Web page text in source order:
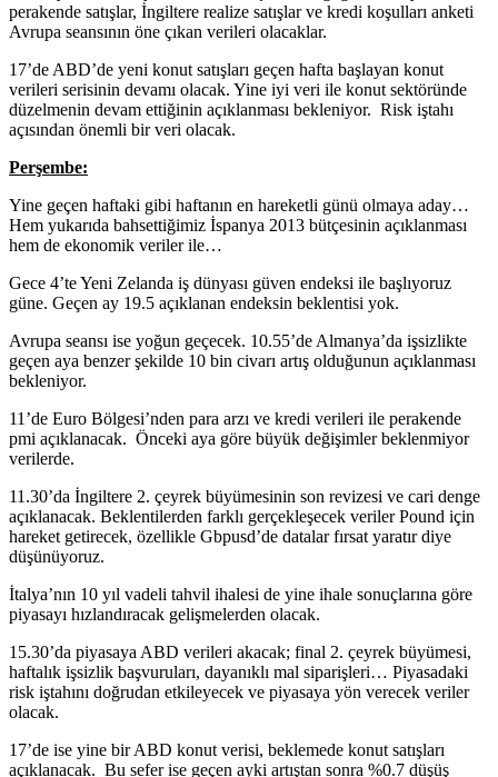
perakende satışlar, İngiltere realize satışlar ve kredi koşulları anketi
Avrupa seansının öne çıkan verileri olacaklar.
17’de ABD’de yeni konut satışları geçen hafta başlayan konut
verileri serisinin devamı olacak. Yine iyi veri ile konut sektöründe
düzelmenin devam ettiğinin açıklanması bekleniyor. Risk iştahı
açısından önemli bir veri olacak.
Perşembe:
Yine geçen haftaki gibi haftanın en hareketli günü olmaya aday…
Hem yukarıda bahsettiğimiz İspanya 2013 bütçesinin açıklanması
hem de ekonomik veriler ile…
Gece 4’te Yeni Zelanda iş dünyası güven endeksi ile başlıyoruz
güne. Geçen ay 19.5 açıklanan endeksin beklentisi yok.
Avrupa seansı ise yoğun geçecek. 10.55’de Almanya’da işsizlikte
geçen aya benzer şekilde 10 bin civarı artış olduğunun açıklanması
bekleniyor.
11’de Euro Bölgesi’nden para arzı ve kredi verileri ile perakende
pmi açıklanacak. Önceki aya göre büyük değişimler beklenmiyor
verilerde.
11.30’da İngiltere 2. çeyrek büyümesinin son revizesi ve cari denge
açıklanacak. Beklentilerden farklı gerçekleşecek veriler Pound için
hareket getirecek, özellikle Gbpusd’de datalar fırsat yaratır diye
düşünüyoruz.
İtalya’nın 10 yıl vadeli tahvil ihalesi de yine ihale sonuçlarına göre
piyasayı hızlandıracak gelişmelerden olacak.
15.30’da piyasaya ABD verileri akacak; final 2. çeyrek büyümesi,
haftalık işsizlik başvuruları, dayanıklı mal siparişleri… Piyasadaki
risk iştahını doğrudan etkileyecek ve piyasaya yön verecek veriler
olacak.
17’de ise yine bir ABD konut verisi, beklemede konut satışları
açıklanacak. Bu sefer ise geçen ayki artıştan sonra %0.7 düşüş